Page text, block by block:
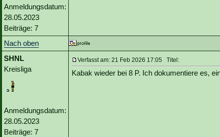
Anmeldungsdatum:
28.05.2023
Beiträge: 7
Nach oben
SHNL
Kreisliga
Anmeldungsdatum:
28.05.2023
Beiträge: 7
Verfasst am: 21 Feb 2026 17:05 Titel:
Kabak wieder bei 8 P. Ich dokumentiere es,